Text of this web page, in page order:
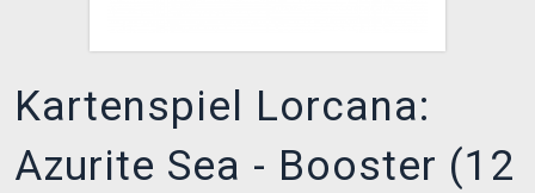
Kartenspiel Lorcana:
Azurite Sea - Booster (12